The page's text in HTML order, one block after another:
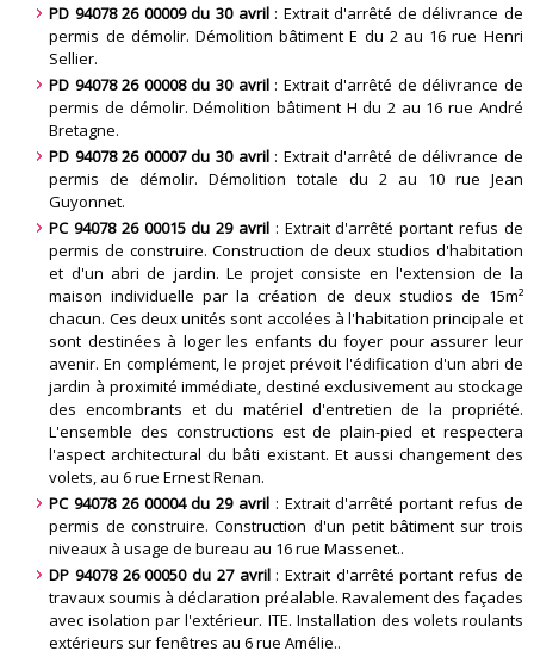
PD 94078 26 00009 du 30 avril : Extrait d'arrêté de délivrance de
permis de démolir. Démolition bâtiment E du 2 au 16 rue Henri
Sellier.
PD 94078 26 00008 du 30 avril : Extrait d'arrêté de délivrance de
permis de démolir. Démolition bâtiment H du 2 au 16 rue André
Bretagne.
PD 94078 26 00007 du 30 avril : Extrait d'arrêté de délivrance de
permis de démolir. Démolition totale du 2 au 10 rue Jean
Guyonnet.
PC 94078 26 00015 du 29 avril : Extrait d'arrêté portant refus de
permis de construire. Construction de deux studios d'habitation
et d'un abri de jardin. Le projet consiste en l'extension de la
maison individuelle par la création de deux studios de 15m²
chacun. Ces deux unités sont accolées à l'habitation principale et
sont destinées à loger les enfants du foyer pour assurer leur
avenir. En complément, le projet prévoit l'édification d'un abri de
jardin à proximité immédiate, destiné exclusivement au stockage
des encombrants et du matériel d'entretien de la propriété.
L'ensemble des constructions est de plain-pied et respectera
l'aspect architectural du bâti existant. Et aussi changement des
volets, au 6 rue Ernest Renan.
PC 94078 26 00004 du 29 avril : Extrait d'arrêté portant refus de
permis de construire. Construction d'un petit bâtiment sur trois
niveaux à usage de bureau au 16 rue Massenet..
DP 94078 26 00050 du 27 avril : Extrait d'arrêté portant refus de
travaux soumis à déclaration préalable. Ravalement des façades
avec isolation par l'extérieur. ITE. Installation des volets roulants
extérieurs sur fenêtres au 6 rue Amélie..